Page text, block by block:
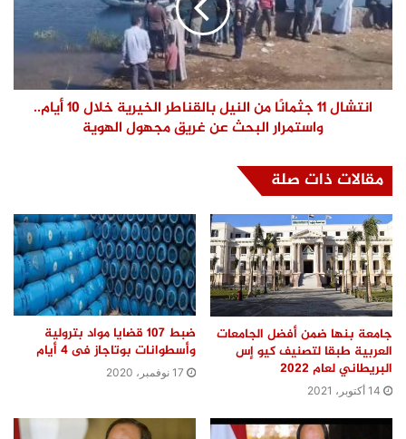
انتشال 11 جثمانًا من النيل بالقناطر الخيرية خلال 10 أيام..
واستمرار البحث عن غريق مجهول الهوية
مقالات ذات صلة
جامعة بنها ضمن أفضل الجامعات
العربية طبقا لتصنيف كيو إس
البريطاني لعام 2022
14 أكتوبر، 2021
ضبط 107 قضايا مواد بترولية
وأسطوانات بوتاجاز فى 4 أيام
17 نوفمبر، 2020